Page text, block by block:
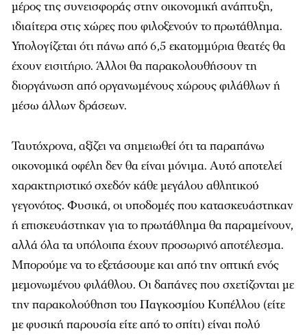
μέρος της συνεισφοράς στην οικονομική ανάπτυξη,
ιδιαίτερα στις χώρες που φιλοξενούν το πρωτάθλημα.
Υπολογίζεται ότι πάνω από 6,5 εκατομμύρια θεατές θα
έχουν εισιτήριο. Άλλοι θα παρακολουθήσουν τη
διοργάνωση από οργανωμένους χώρους φιλάθλων ή
μέσω άλλων δράσεων.
Ταυτόχρονα, αξίζει να σημειωθεί ότι τα παραπάνω
οικονομικά οφέλη δεν θα είναι μόνιμα. Αυτό αποτελεί
χαρακτηριστικό σχεδόν κάθε μεγάλου αθλητικού
γεγονότος. Φυσικά, οι υποδομές που κατασκευάστηκαν
ή επισκευάστηκαν για το πρωτάθλημα θα παραμείνουν,
αλλά όλα τα υπόλοιπα έχουν προσωρινό αποτέλεσμα.
Μπορούμε να το εξετάσουμε και από την οπτική ενός
μεμονωμένου φιλάθλου. Οι δαπάνες που σχετίζονται με
την παρακολούθηση του Παγκοσμίου Κυπέλλου (είτε
με φυσική παρουσία είτε από το σπίτι) είναι πολύ